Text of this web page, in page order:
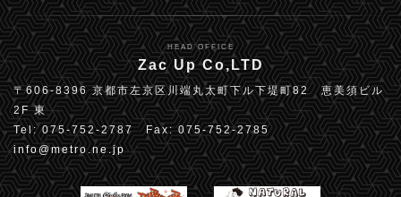
HEAD OFFICE
Zac Up Co,LTD
〒606-8396 京都市左京区川端丸太町下ル下堤町82 恵美須ビル
2F 東
Tel: 075-752-2787 Fax: 075-752-2785
info@metro.ne.jp